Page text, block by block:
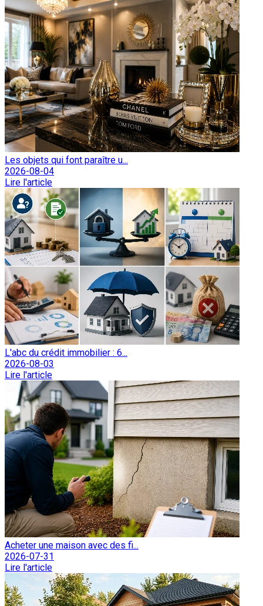
Les objets qui font paraître u...
2026-08-04
Lire l'article
L'abc du crédit immobilier : 6...
2026-08-03
Lire l'article
Acheter une maison avec des fi...
2026-07-31
Lire l'article